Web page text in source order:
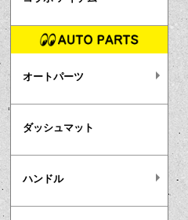
オートパーツ
ダッシュマット
ハンドル